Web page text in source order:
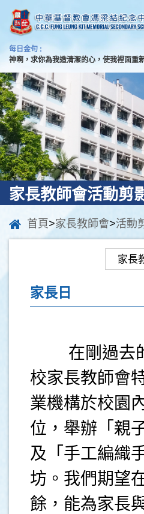
每日金句 :
神啊，求你為我造清潔的心，使我裡面重
家長教師會活動剪
首頁>家長教師會>活動
家長日
在剛過去的
校家長教師會
業機構於校園
位，舉辦「親
及「手工編織
坊。我們期望
餘，能為家長